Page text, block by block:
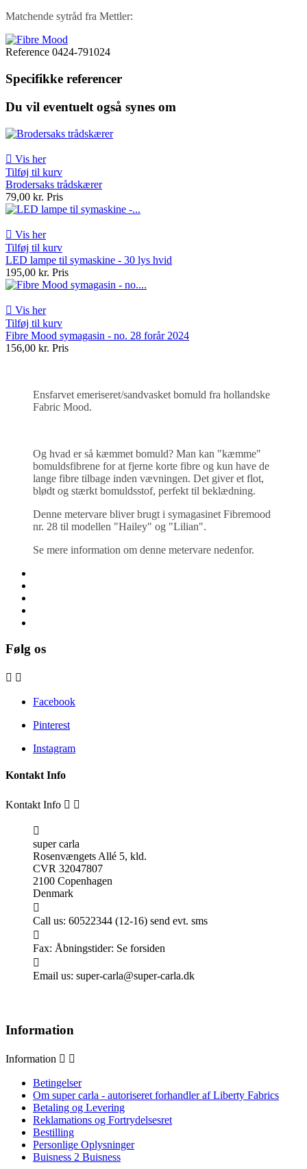
Matchende sytråd fra Mettler:
Reference 0424-791024
Specifikke referencer
Du vil eventuelt også synes om
 Vis her
Tilføj til kurv
Brodersaks trådskærer
79,00 kr. Pris
 Vis her
Tilføj til kurv
LED lampe til symaskine - 30 lys hvid
195,00 kr. Pris
 Vis her
Tilføj til kurv
Fibre Mood symagasin - no. 28 forår 2024
156,00 kr. Pris
Ensfarvet emeriseret/sandvasket bomuld fra hollandske
Fabric Mood.
Og hvad er så kæmmet bomuld? Man kan "kæmme"
bomuldsfibrene for at fjerne korte fibre og kun have de
lange fibre tilbage inden vævningen. Det giver et flot,
blødt og stærkt bomuldsstof, perfekt til beklædning.
Denne metervare bliver brugt i symagasinet Fibremood
nr. 28 til modellen "Hailey" og "Lilian".
Se mere information om denne metervare nedenfor.
Følg os
 
Facebook
Pinterest
Instagram
Kontakt Info
Kontakt Info  

super carla
Rosenvængets Allé 5, kld.
CVR 32047807
2100 Copenhagen
Denmark

Call us: 60522344 (12-16) send evt. sms

Fax: Åbningstider: Se forsiden

Email us: super-carla@super-carla.dk
Information
Information  
Betingelser
Om super carla - autoriseret forhandler af Liberty Fabrics
Betaling og Levering
Reklamations og Fortrydelsesret
Bestilling
Personlige Oplysninger
Buisness 2 Buisness